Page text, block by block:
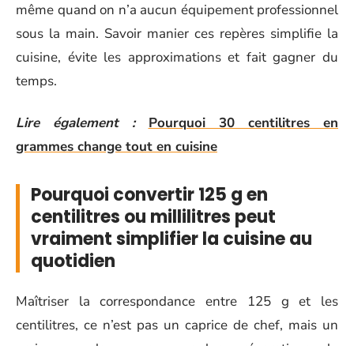
même quand on n’a aucun équipement professionnel
sous la main. Savoir manier ces repères simplifie la
cuisine, évite les approximations et fait gagner du
temps.
Lire également :
Pourquoi 30 centilitres en
grammes change tout en cuisine
Pourquoi convertir 125 g en
centilitres ou millilitres peut
vraiment simplifier la cuisine au
quotidien
Maîtriser la correspondance entre 125 g et les
centilitres, ce n’est pas un caprice de chef, mais un